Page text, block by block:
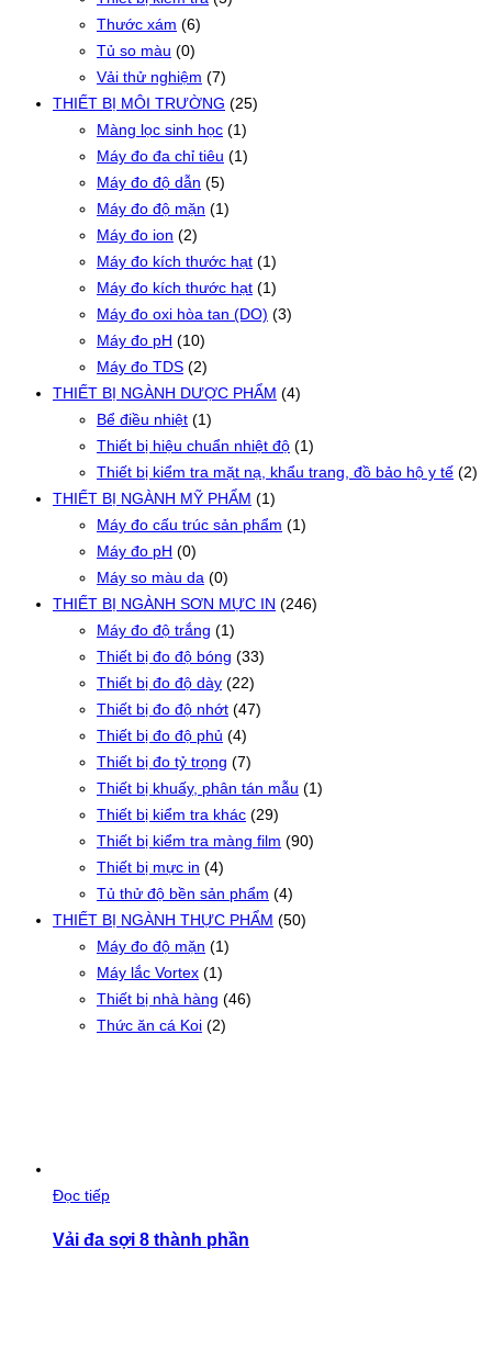
Thước xám (6)
Tủ so màu (0)
Vải thử nghiệm (7)
THIẾT BỊ MÔI TRƯỜNG (25)
Màng lọc sinh học (1)
Máy đo đa chỉ tiêu (1)
Máy đo độ dẫn (5)
Máy đo độ mặn (1)
Máy đo ion (2)
Máy đo kích thước hạt (1)
Máy đo kích thước hạt (1)
Máy đo oxi hòa tan (DO) (3)
Máy đo pH (10)
Máy đo TDS (2)
THIẾT BỊ NGÀNH DƯỢC PHẨM (4)
Bể điều nhiệt (1)
Thiết bị hiệu chuẩn nhiệt độ (1)
Thiết bị kiểm tra mặt nạ, khẩu trang, đồ bảo hộ y tế (2)
THIẾT BỊ NGÀNH MỸ PHẨM (1)
Máy đo cấu trúc sản phẩm (1)
Máy đo pH (0)
Máy so màu da (0)
THIẾT BỊ NGÀNH SƠN MỰC IN (246)
Máy đo độ trắng (1)
Thiết bị đo độ bóng (33)
Thiết bị đo độ dày (22)
Thiết bị đo độ nhớt (47)
Thiết bị đo độ phủ (4)
Thiết bị đo tỷ trọng (7)
Thiết bị khuấy, phân tán mẫu (1)
Thiết bị kiểm tra khác (29)
Thiết bị kiểm tra màng film (90)
Thiết bị mực in (4)
Tủ thử độ bền sản phẩm (4)
THIẾT BỊ NGÀNH THỰC PHẨM (50)
Máy đo độ mặn (1)
Máy lắc Vortex (1)
Thiết bị nhà hàng (46)
Thức ăn cá Koi (2)
Đọc tiếp
Vải đa sợi 8 thành phần